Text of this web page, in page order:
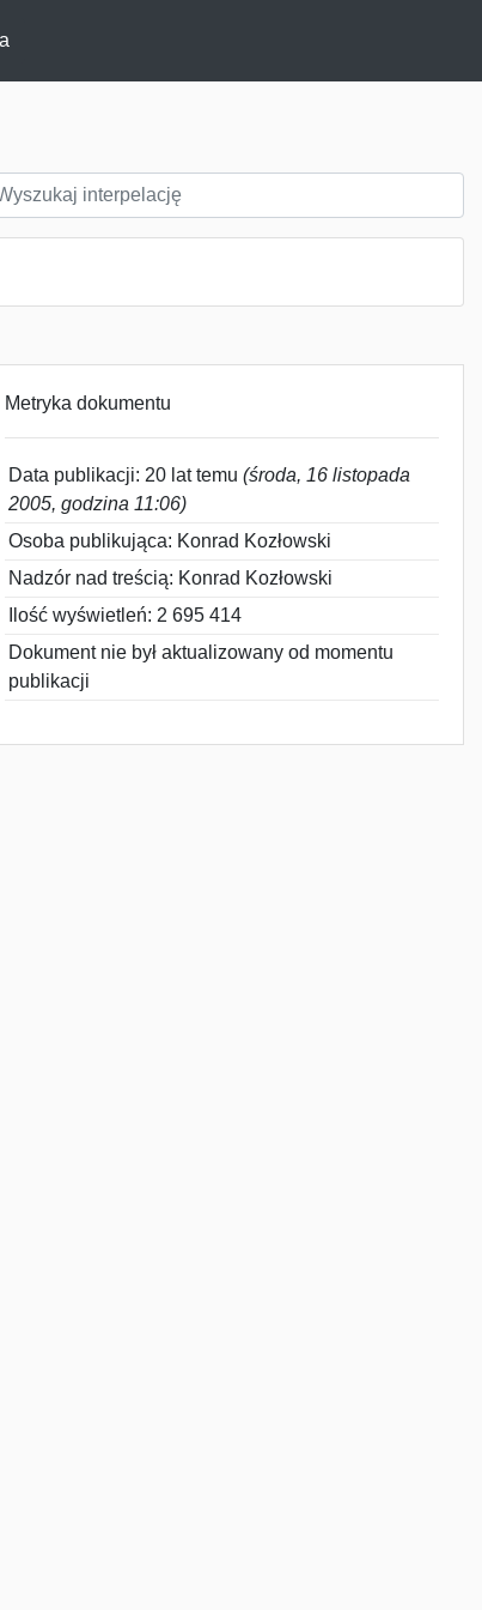
Metryka dokumentu
Data publikacji: 20 lat temu (środa, 16 listopada
2005, godzina 11:06)
Osoba publikująca: Konrad Kozłowski
Nadzór nad treścią: Konrad Kozłowski
Ilość wyświetleń: 2 695 414
Dokument nie był aktualizowany od momentu
publikacji